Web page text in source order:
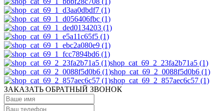
shop_cat_69_2_23fa2b71a5 (1)
shop_cat_69_2_0088f5d0b6 (1)
shop_cat_69_2_857aec6c57 (1)
ЗАКАЗАТЬ ОБРАТНЫЙ ЗВОНОК